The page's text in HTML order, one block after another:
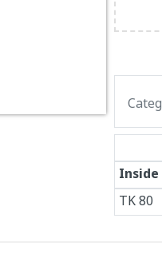
Inside
TK80